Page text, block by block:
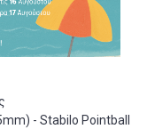
- Stabilo Pointball